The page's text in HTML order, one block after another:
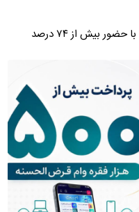
مجمع عمومی عادی سالیانه بانک سرمایه با حضور بیش از ۷۴ درصد